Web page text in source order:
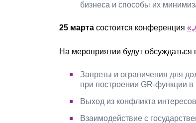
бизнеса и способы их
25 марта состоится конференция
На мероприятии будут
Запреты и ограничения для
при построении GR-функции в
Выход из конфликта
Взаимодействие с